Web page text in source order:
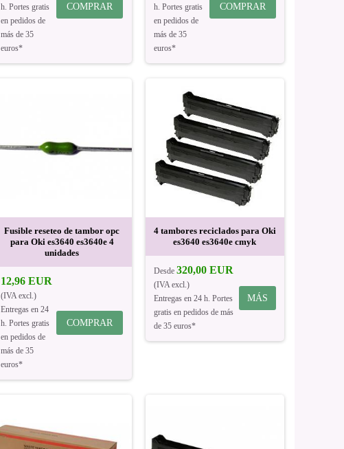
h. Portes gratis
en pedidos de
más de 35
euros*
COMPRAR
h. Portes gratis
en pedidos de
más de 35
euros*
COMPRAR
Fusible reseteo de tambor opc
para Oki es3640 es3640e 4
unidades
12,96 EUR
(IVA excl.)
Entregas en 24
h. Portes gratis
en pedidos de
más de 35
euros*
COMPRAR
4 tambores reciclados para Oki
es3640 es3640e cmyk
Desde 320,00 EUR
(IVA excl.)
Entregas en 24 h. Portes
gratis en pedidos de más
de 35 euros*
MÁS